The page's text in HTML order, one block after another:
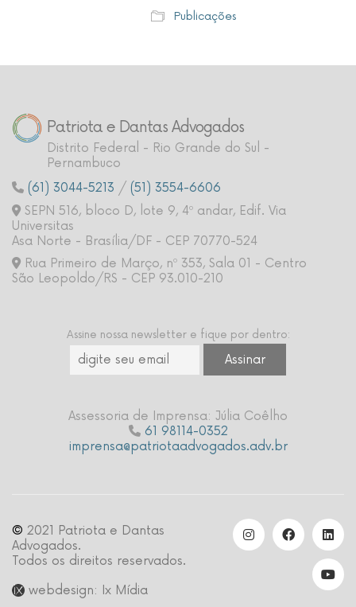
Publicações
Patriota e Dantas Advogados
Distrito Federal - Rio Grande do Sul -
Pernambuco
(61) 3044-5213 / (51) 3554-6606
SEPN 516, bloco D, lote 9, 4º andar, Edif. Via
Universitas
Asa Norte - Brasília/DF - CEP 70770-524
Rua Primeiro de Março, nº 353, Sala 01 - Centro
São Leopoldo/RS - CEP 93.010-210
Assine nossa newsletter e fique por dentro:
Assessoria de Imprensa: Júlia Coêlho
61 98114-0352
imprensa@patriotaadvogados.adv.br
© 2021 Patriota e Dantas
Advogados.
Todos os direitos reservados.
webdesign: Ix Mídia